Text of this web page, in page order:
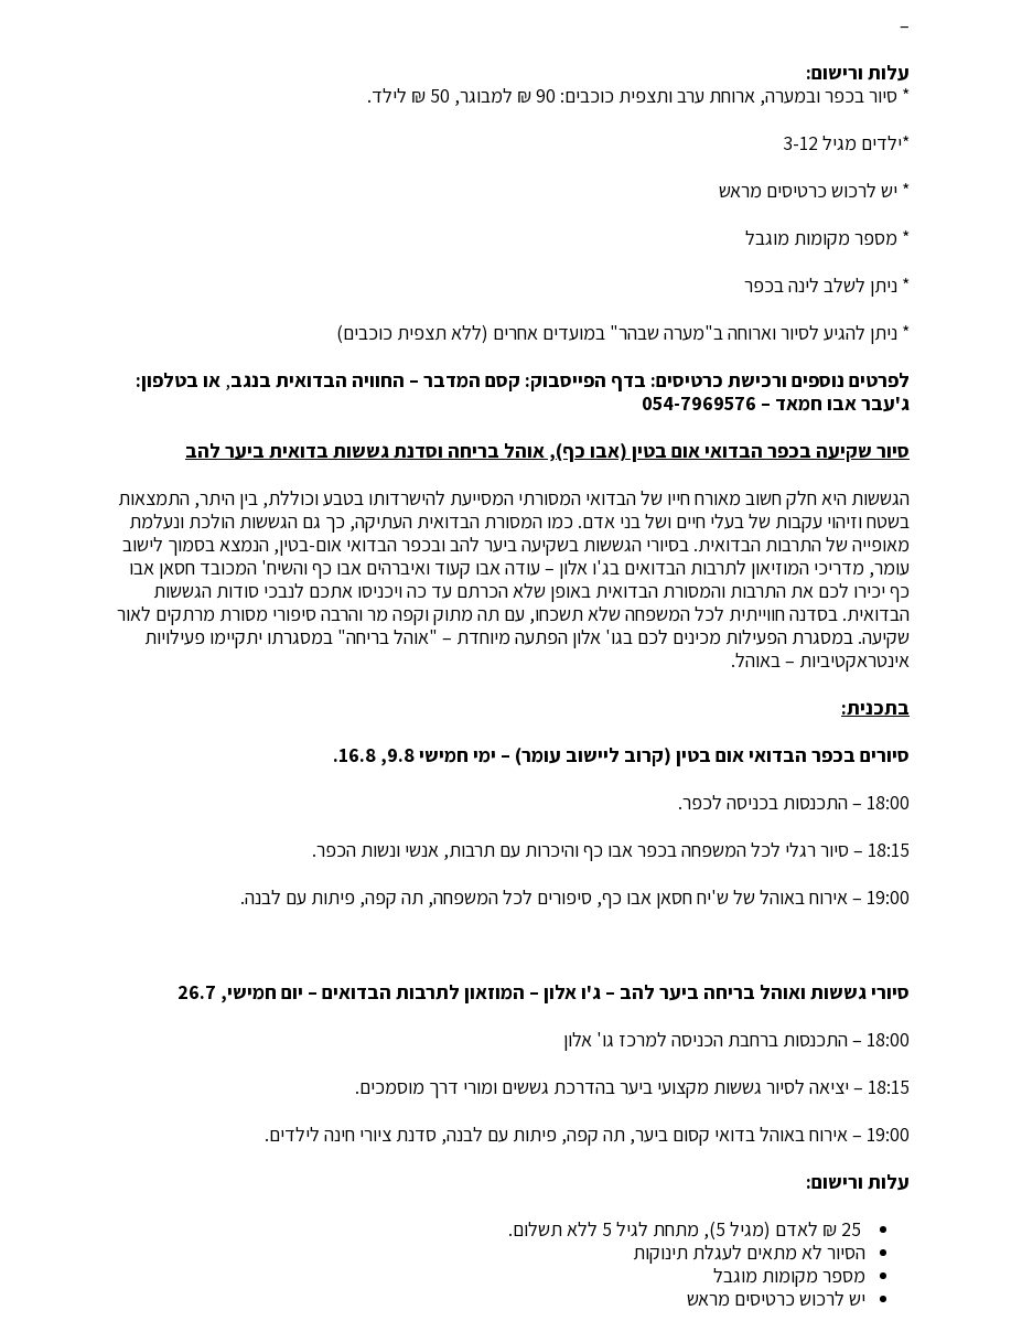
–
עלות ורישום:
* סיור בכפר ובמערה, ארוחת ערב ותצפית כוכבים: 90 ₪ למבוגר, 50 ₪ לילד.
*ילדים מגיל 3-12
* יש לרכוש כרטיסים מראש
* מספר מקומות מוגבל
* ניתן לשלב לינה בכפר
* ניתן להגיע לסיור וארוחה ב"מערה שבהר" במועדים אחרים (ללא תצפית כוכבים)
לפרטים נוספים ורכישת כרטיסים: בדף הפייסבוק: קסם המדבר – החוויה הבדואית בנגב, או בטלפון:
ג'עבר אבו חמאד – 054-7969576
סיור שקיעה בכפר הבדואי אום בטין (אבו כף), אוהל בריחה וסדנת גששות בדואית ביער להב
הגששות היא חלק חשוב מאורח חייו של הבדואי המסורתי המסייעת להישרדותו בטבע וכוללת, בין היתר, התמצאות
בשטח וזיהוי עקבות של בעלי חיים ושל בני אדם. כמו המסורת הבדואית העתיקה, כך גם הגששות הולכת ונעלמת
מאופייה של התרבות הבדואית. בסיורי הגששות בשקיעה ביער להב ובכפר הבדואי אום-בטין, הנמצא בסמוך לישוב
עומר, מדריכי המוזיאון לתרבות הבדואים בג'ו אלון – עודה אבו קעוד ואיברהים אבו כף והשיח' המכובד חסאן אבו
כף יכירו לכם את התרבות והמסורת הבדואית באופן שלא הכרתם עד כה ויכניסו אתכם לנבכי סודות הגששות
הבדואית. בסדנה חווייתית לכל המשפחה שלא תשכחו, עם תה מתוק וקפה מר והרבה סיפורי מסורת מרתקים לאור
שקיעה. במסגרת הפעילות מכינים לכם בגו' אלון הפתעה מיוחדת – "אוהל בריחה" במסגרתו יתקיימו פעילויות
אינטראקטיביות – באוהל.
בתכנית:
סיורים בכפר הבדואי אום בטין (קרוב ליישוב עומר) – ימי חמישי 9.8, 16.8.
18:00 – התכנסות בכניסה לכפר.
18:15 – סיור רגלי לכל המשפחה בכפר אבו כף והיכרות עם תרבות, אנשי ונשות הכפר.
19:00 – אירוח באוהל של ש'יח חסאן אבו כף, סיפורים לכל המשפחה, תה קפה, פיתות עם לבנה.
סיורי גששות ואוהל בריחה ביער להב – ג'ו אלון – המוזאון לתרבות הבדואים – יום חמישי, 26.7
18:00 – התכנסות ברחבת הכניסה למרכז גו' אלון
18:15 – יציאה לסיור גששות מקצועי ביער בהדרכת גששים ומורי דרך מוסמכים.
19:00 – אירוח באוהל בדואי קסום ביער, תה קפה, פיתות עם לבנה, סדנת ציורי חינה לילדים.
עלות ורישום:
הסיור לא מתאים לעגלת תינוקות
מספר מקומות מוגבל
יש לרכוש כרטיסים מראש